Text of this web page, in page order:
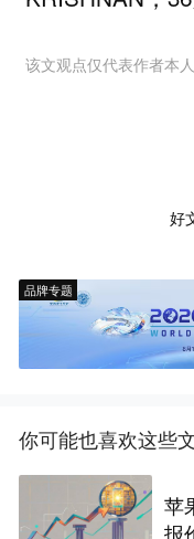
该文观点仅代表作者本
好
品牌专题
你可能也喜欢这些
苹
报